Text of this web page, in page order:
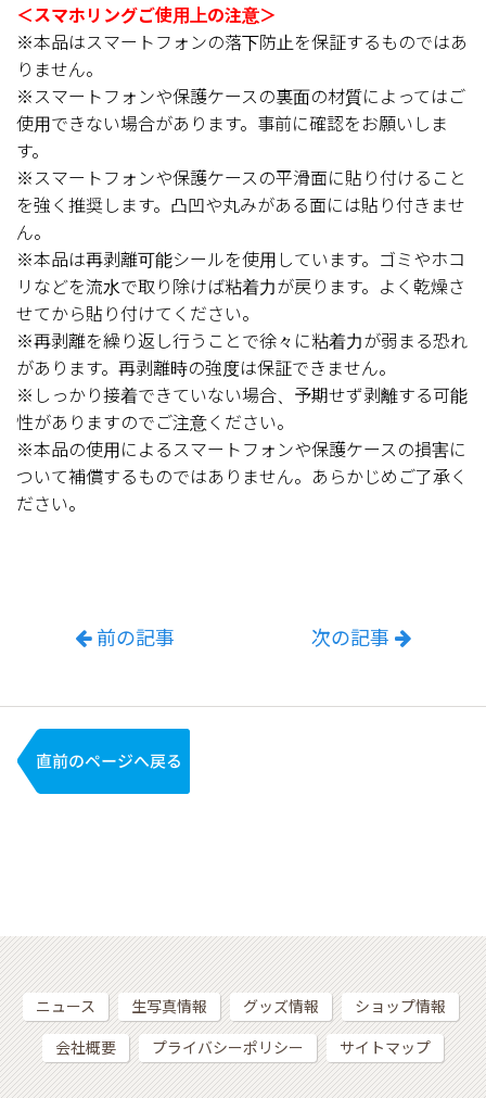
＜スマホリングご使用上の注意＞
※本品はスマートフォンの落下防止を保証するものではあ
りません。
※スマートフォンや保護ケースの裏面の材質によってはご
使用できない場合があります。事前に確認をお願いしま
す。
※スマートフォンや保護ケースの平滑面に貼り付けること
を強く推奨します。凸凹や丸みがある面には貼り付きませ
ん。
※本品は再剥離可能シールを使用しています。ゴミやホコ
リなどを流水で取り除けば粘着力が戻ります。よく乾燥さ
せてから貼り付けてください。
※再剥離を繰り返し行うことで徐々に粘着力が弱まる恐れ
があります。再剥離時の強度は保証できません。
※しっかり接着できていない場合、予期せず剥離する可能
性がありますのでご注意ください。
※本品の使用によるスマートフォンや保護ケースの損害に
ついて補償するものではありません。あらかじめご了承く
ださい。
前の記事 次の記事
ニュース 生写真情報 グッズ情報 ショップ情報
会社概要 プライバシーポリシー サイトマップ